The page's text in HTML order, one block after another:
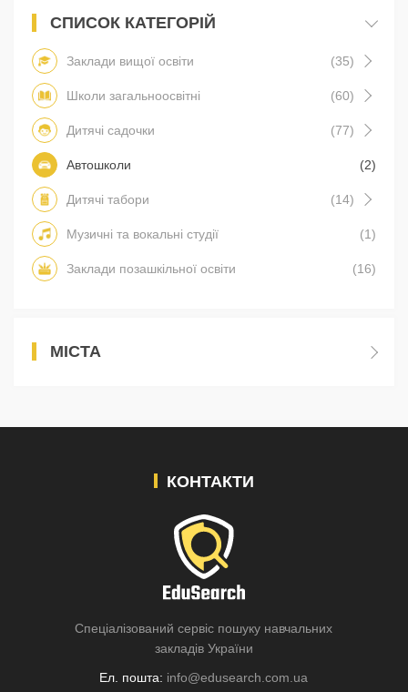
СПИСОК КАТЕГОРІЙ
Заклади вищої освіти (35)
Школи загальноосвітні (60)
Дитячі садочки (77)
Автошколи (2)
Дитячі табори (14)
Музичні та вокальні студії (1)
Заклади позашкільної освіти (16)
МІСТА
КОНТАКТИ
Спеціалізований сервіс пошуку навчальних
закладів України
Ел. пошта: info@edusearch.com.ua